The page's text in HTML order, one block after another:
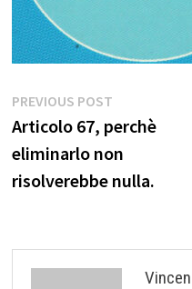
Navigazione
articoli
PREVIOUS POSTPrevious
post:
Articolo 67, perchè
eliminarlo non
risolverebbe nulla.